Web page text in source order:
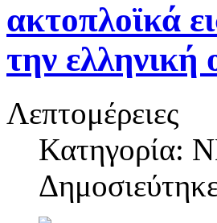
ακτοπλοϊκά
την ελληνική
Λεπτομέρειες
Κατηγορία: